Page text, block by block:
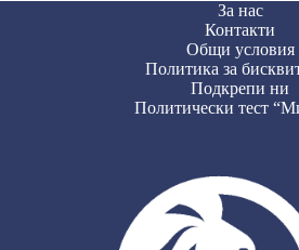
За нас
Контакти
Общи условия
Политика за
Подкрепи ни
Политически тест